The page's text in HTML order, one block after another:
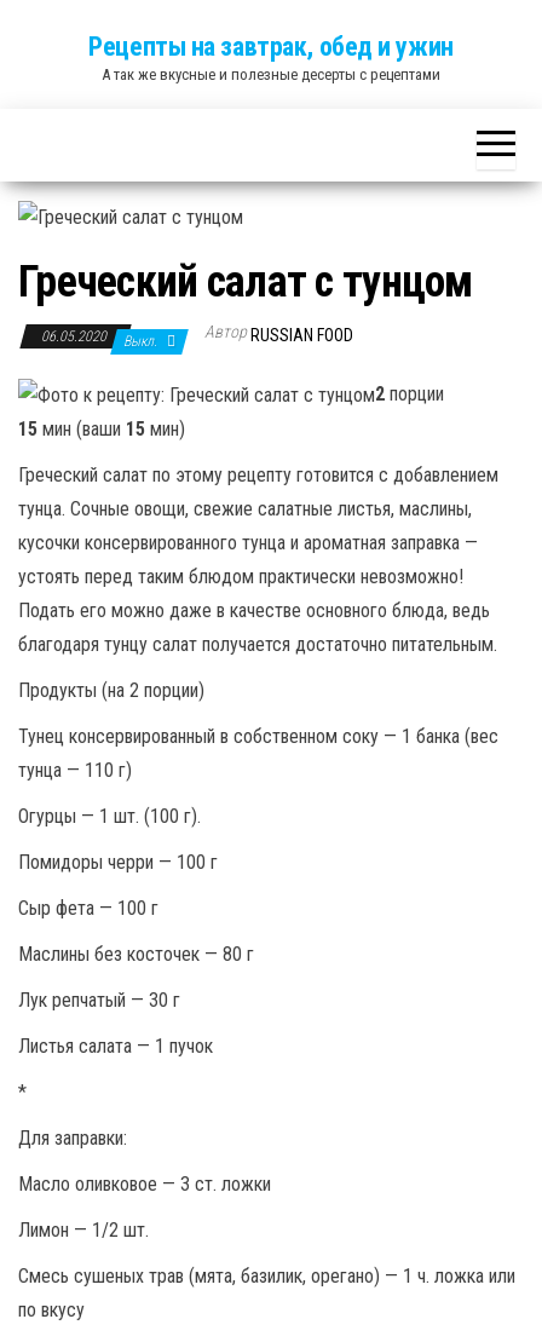
Рецепты на завтрак, обед и ужин
А так же вкусные и полезные десерты с рецептами
Греческий салат с тунцом
06.05.2020 Выкл. Автор RUSSIAN FOOD
2 порции
15 мин (ваши 15 мин)
Греческий салат по этому рецепту готовится с добавлением
тунца. Сочные овощи, свежие салатные листья, маслины,
кусочки консервированного тунца и ароматная заправка —
устоять перед таким блюдом практически невозможно!
Подать его можно даже в качестве основного блюда, ведь
благодаря тунцу салат получается достаточно питательным.
Продукты (на 2 порции)
Тунец консервированный в собственном соку — 1 банка (вес
тунца — 110 г)
Огурцы — 1 шт. (100 г).
Помидоры черри — 100 г
Сыр фета — 100 г
Маслины без косточек — 80 г
Лук репчатый — 30 г
Листья салата — 1 пучок
*
Для заправки:
Масло оливковое — 3 ст. ложки
Лимон — 1/2 шт.
Смесь сушеных трав (мята, базилик, орегано) — 1 ч. ложка или
по вкусу